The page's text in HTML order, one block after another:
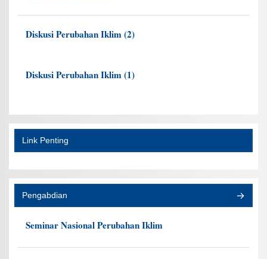
Diskusi Perubahan Iklim (2)
Diskusi Perubahan Iklim (1)
Link Penting
Pengabdian
Seminar Nasional Perubahan Iklim